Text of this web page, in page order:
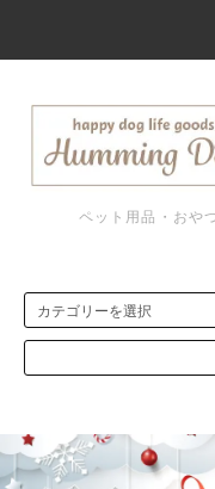
ペット用品・おや